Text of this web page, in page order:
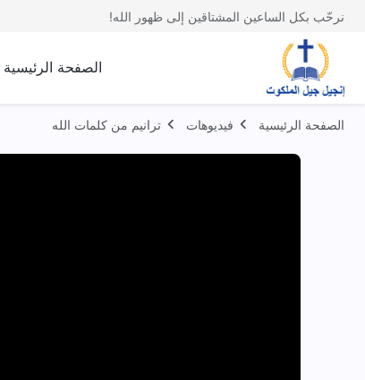
نرحّب بكل الساعين المشتاقين إلى ظهور الله!
الصفحة الرئيسية
الصفحة الرئيسية فيديوهات ترانيم من كلمات الله